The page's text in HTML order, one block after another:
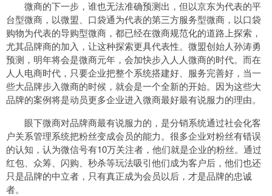
微商的下一步，谁也无法准确预测出，但以京东为代表的平
台型微商，以微盟、口袋通为代表的第三方服务型微商，以口袋
购物为代表的导购型微商，都已经在微商规范化的道路上探索，
尤其品牌商的加入，让这种探索更具代表性。微盟创始人孙涛勇
预测，明年将会是微商元年，会加快步入人人微商的时代。而在
人人电商时代，只要企业把整个系统搭建好、服务完善好，当一
些大品牌步入微商的时候，就会是一个全新的开始。因为这些大
品牌的案例将是动员更多企业进入微商最好最有说服力的理由。
眼下微商对品牌商最有说服力的，是分销系统通过社会化客
户关系管理系统把粉丝变成会员的能力。很多企业对粉丝有错误
的认知，认为微信号有10万关注者，他们就是企业的粉丝。通过
红包、众筹、闪购、秒杀等玩法吸引他们成为客户后，他们也还
只是品牌的中立者，只有真正成为会员以后，才是品牌的忠诚
者。